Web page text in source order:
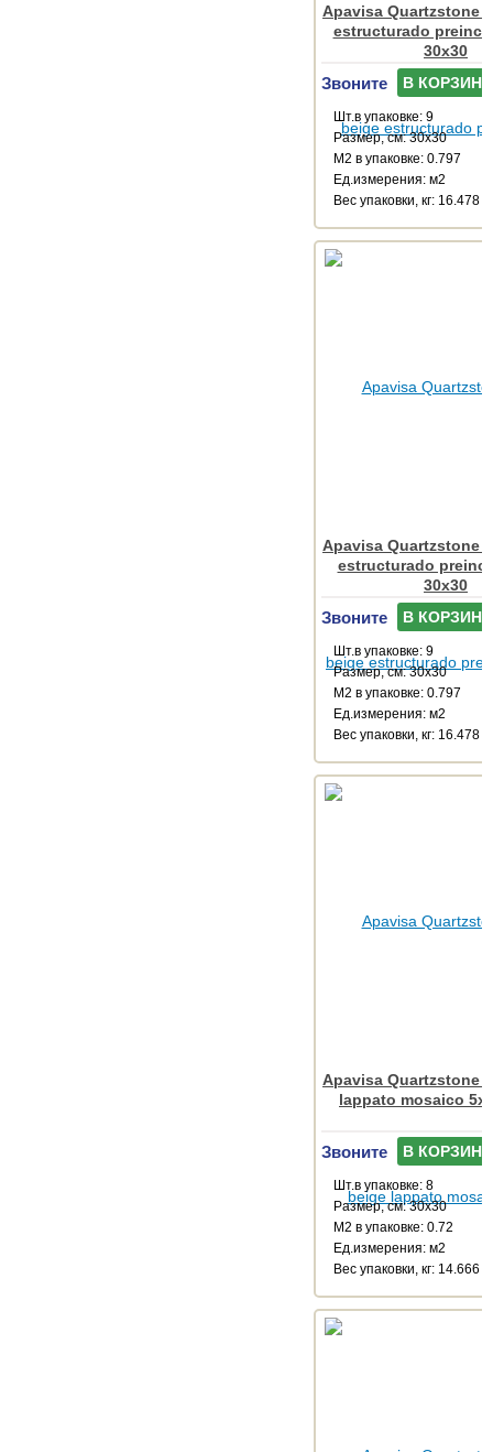
Apavisa Quartzstone
estructurado
30x30
Звоните В КОРЗИНУ
Шт.в упаковке: 9
Размер, см: 30x30
М2 в упаковке: 0.797
Ед.измерения: м2
Веc упаковки, кг: 16.478
Apavisa Quartzstone
estructurado
30x30
Звоните В КОРЗИНУ
Шт.в упаковке: 9
Размер, см: 30x30
М2 в упаковке: 0.797
Ед.измерения: м2
Веc упаковки, кг: 16.478
Apavisa Quartzstone
lappato mosaico
Звоните В КОРЗИНУ
Шт.в упаковке: 8
Размер, см: 30x30
М2 в упаковке: 0.72
Ед.измерения: м2
Веc упаковки, кг: 14.666